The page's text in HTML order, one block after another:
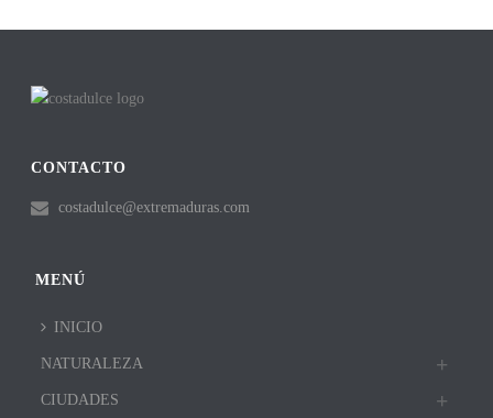
CONTACTO
costadulce@extremaduras.com
MENÚ
INICIO
NATURALEZA
CIUDADES